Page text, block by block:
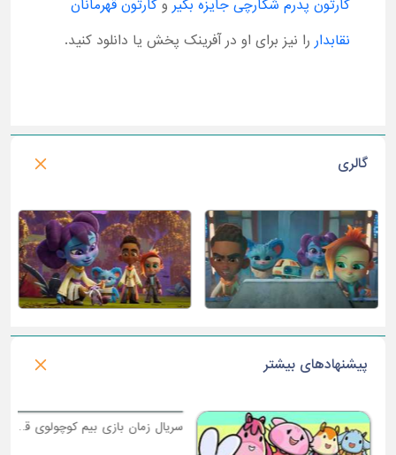
کارتون پدرم شکارچی جایزه بگیر و کارتون قهرمانان
نقابدار را نیز برای او در آفرینک پخش یا دانلود کنید.
گالری
پیشنهادهای بیشتر